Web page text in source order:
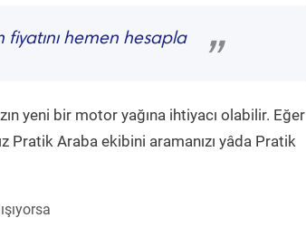
fiyatını hemen hesapla
”
yeni bir motor yağına ihtiyacı olabilir. Eğer
Pratik Araba ekibini aramanızı yâda Pratik